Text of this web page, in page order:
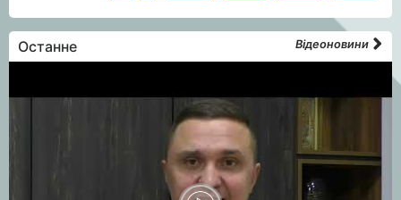
Останне Відеоновини